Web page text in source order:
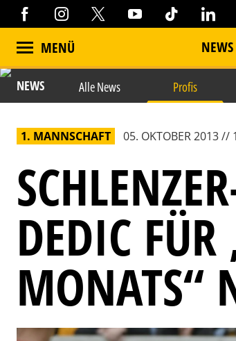
MENÜ NEWS
NEWS Alle News Profis
1. MANNSCHAFT 05. OKTOBER 2013 //
DEDIC FÜR
MONATS“